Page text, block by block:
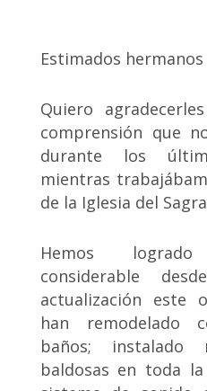
Estimados
Quiero
comprensión que
durante los
mientras
de la Iglesia del
Hemos
considerable
actualización este
han remodelado
baños; instalado
baldosas en toda